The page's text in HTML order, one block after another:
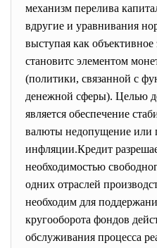
механизм перелива
вдругие и уравнивания
выступая как
становитс элементом
(политики, связанной с
денежной сферы). Целью
является обеспечение
валюты недопущение или
инфляции.Кредит
необходимостью
одних отраслей
необходим для
кругооборота фондов
обслуживания процесса